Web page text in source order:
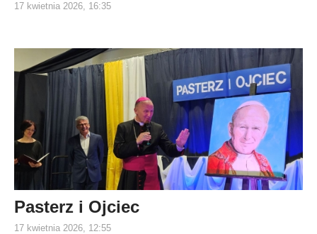
17 kwietnia 2026, 16:35
Pasterz i Ojciec
17 kwietnia 2026, 12:55